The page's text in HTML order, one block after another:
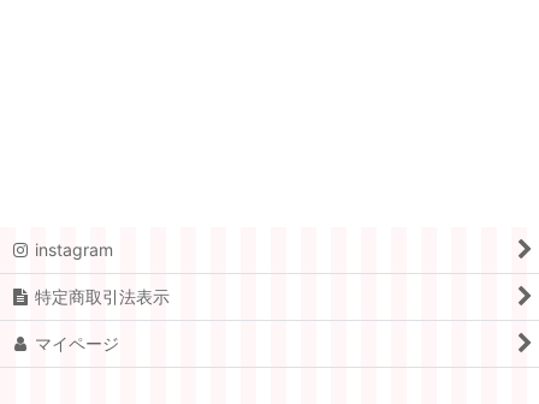
instagram
特定商取引法表示
マイページ